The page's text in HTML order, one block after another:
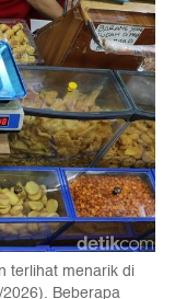
terlihat menarik di
Beberapa